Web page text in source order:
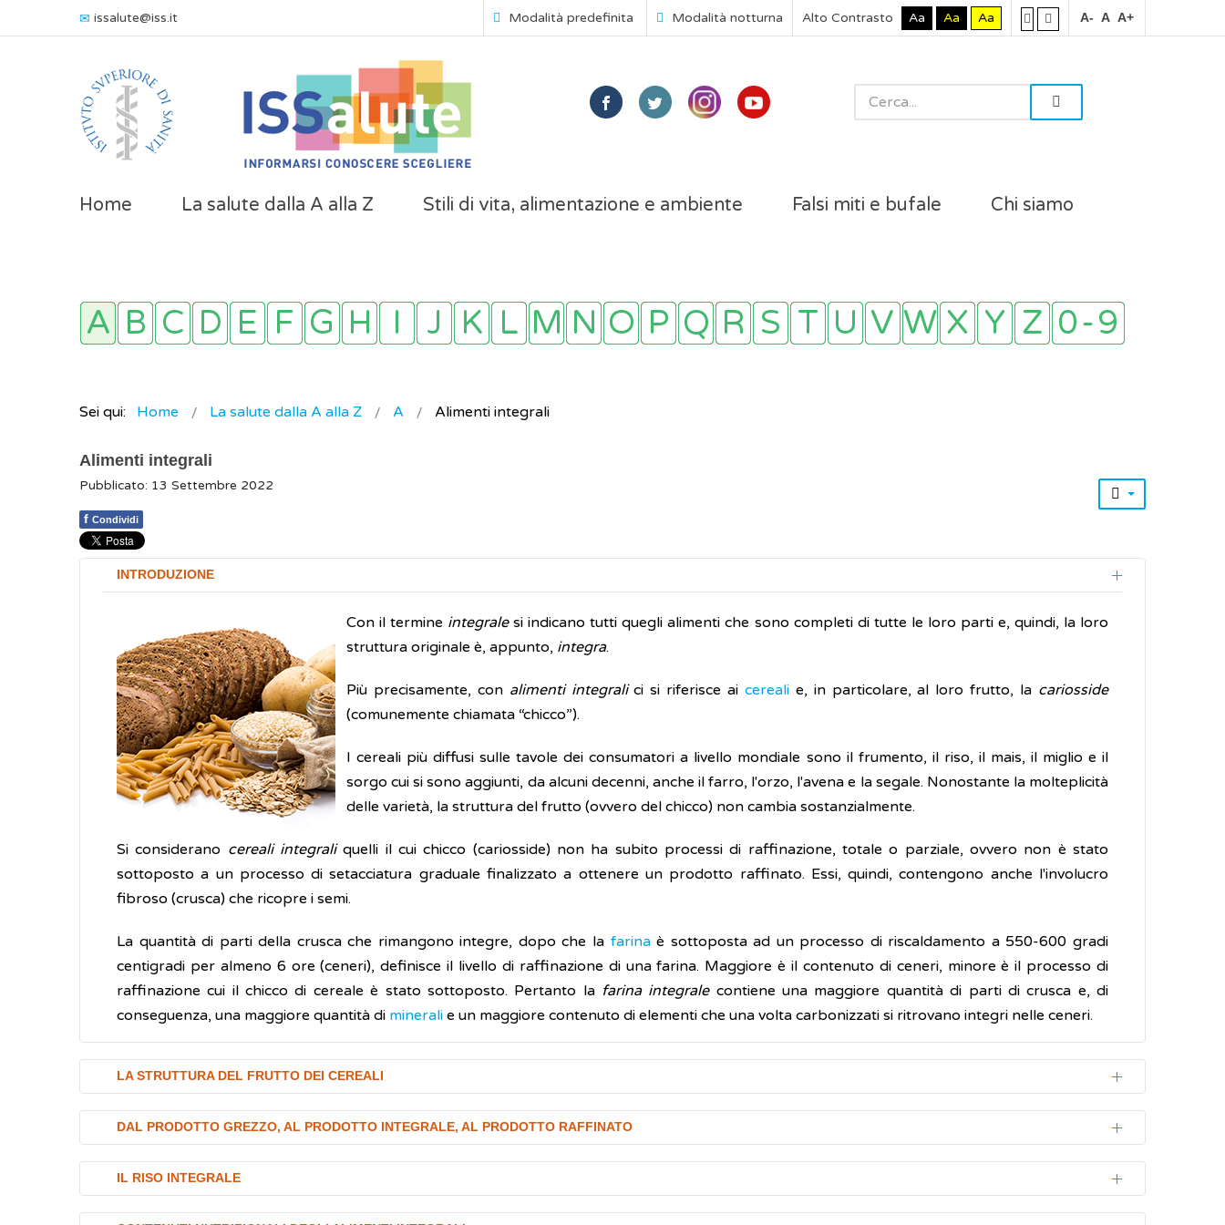
issalute@iss.it Modalità predefinita Modalità notturna Alto Contrasto Aa Aa Aa A- A A+
Home La salute dalla A alla Z Stili di vita, alimentazione e ambiente Falsi miti e bufale Chi siamo
Sei qui: Home La salute dalla A alla Z A Alimenti integrali
Alimenti integrali
Pubblicato: 13 Settembre 2022
f Condividi
INTRODUZIONE
Con il termine integralesi indicano tutti quegli alimenti che sono completi di tutte le loro parti e, quindi, la loro
struttura originale è, appunto, integra.
Più precisamente, con alimenti integralici si riferisce ai cerealie, in particolare, al loro frutto, la cariosside
(comunemente chiamata “chicco”).
I cereali più diffusi sulle tavole dei consumatori a livello mondiale sono il frumento, il riso, il mais, il miglio e il
sorgo cui si sono aggiunti, da alcuni decenni, anche il farro, l'orzo, l'avena e la segale. Nonostante la molteplicità
delle varietà, la struttura del frutto (ovvero del chicco) non cambia sostanzialmente.
Si considerano cereali integraliquelli il cui chicco (cariosside) non ha subito processi di raffinazione, totale o parziale, ovvero non è stato
sottoposto a un processo di setacciatura graduale finalizzato a ottenere un prodotto raffinato. Essi, quindi, contengono anche l'involucro
fibroso (crusca) che ricopre i semi.
La quantità di parti della crusca che rimangono integre, dopo che la farinaè sottoposta ad un processo di riscaldamento a 550-600 gradi
centigradi per almeno 6 ore (ceneri), definisce il livello di raffinazione di una farina. Maggiore è il contenuto di ceneri, minore è il processo di
raffinazione cui il chicco di cereale è stato sottoposto. Pertanto la farina integralecontiene una maggiore quantità di parti di crusca e, di
conseguenza, una maggiore quantità di minerali e un maggiore contenuto di elementi che una volta carbonizzati si ritrovano integri nelle ceneri.
LA STRUTTURA DEL FRUTTO DEI CEREALI
La cariosside (chicco) è racchiusa in un involucro a più strati formato dalle
mangiabile (edibile) del chicco a causa dell'elevato contenuto di silice. Leglumee leglumettepossono essere eliminate durante la raccolta, o
trebbiatura, come avviene nel frumento (in questo caso la cariosside viene detta “nuda”), oppure rimanere anche dopo la trebbiatura come
avviene nel caso di riso, orzo, avena, ecc. (la cariosside è detta “vestita”) e richiedere, quindi, un trattamento speciale. Per il riso, la cosiddetta
DAL PRODOTTO GREZZO, AL PRODOTTO INTEGRALE, AL PRODOTTO RAFFINATO
Raffinazione
IL RISO INTEGRALE